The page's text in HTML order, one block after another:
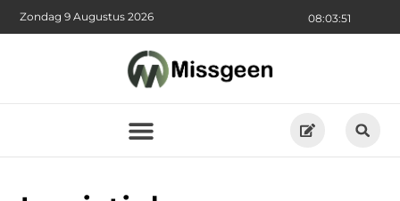
08:03:51
Zondag 9 Augustus 2026